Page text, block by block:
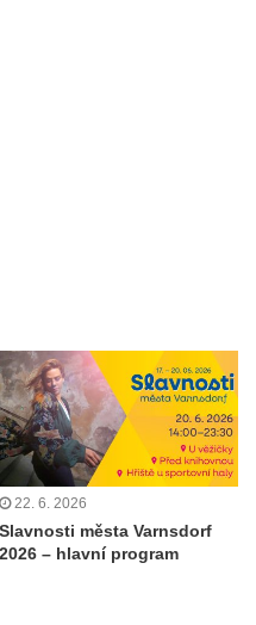
22. 6. 2026
Slavnosti města Varnsdorf
2026 – hlavní program